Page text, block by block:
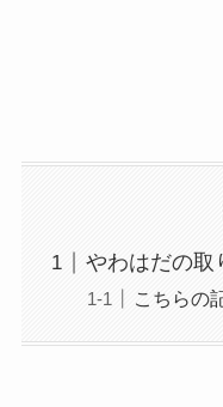
やわはだの取
こちらの